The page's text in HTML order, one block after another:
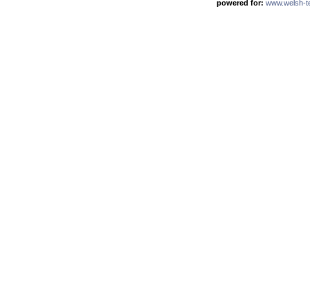
powered for: www.welsh-